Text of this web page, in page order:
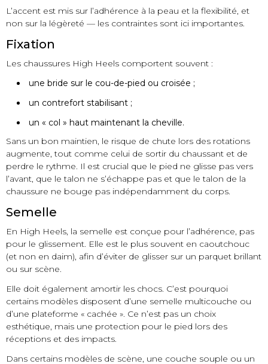
L’accent est mis sur l’adhérence à la peau et la flexibilité, et
non sur la légèreté — les contraintes sont ici importantes.
Fixation
Les chaussures High Heels comportent souvent :
une bride sur le cou-de-pied ou croisée ;
un contrefort stabilisant ;
un « col » haut maintenant la cheville.
Sans un bon maintien, le risque de chute lors des rotations
augmente, tout comme celui de sortir du chaussant et de
perdre le rythme. Il est crucial que le pied ne glisse pas vers
l’avant, que le talon ne s’échappe pas et que le talon de la
chaussure ne bouge pas indépendamment du corps.
Semelle
En High Heels, la semelle est conçue pour l’adhérence, pas
pour le glissement. Elle est le plus souvent en caoutchouc
(et non en daim), afin d’éviter de glisser sur un parquet brillant
ou sur scène.
Elle doit également amortir les chocs. C’est pourquoi
certains modèles disposent d’une semelle multicouche ou
d’une plateforme « cachée ». Ce n’est pas un choix
esthétique, mais une protection pour le pied lors des
réceptions et des impacts.
Dans certains modèles de scène, une couche souple ou un